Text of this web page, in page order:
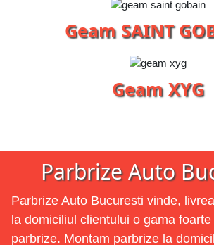
Geam SAINT
Geam XYG
Parbrize Auto
Parbrize Auto Bucuresti vinde,
la domiciliul clientului o gama
parbrize. Montam parbrize la